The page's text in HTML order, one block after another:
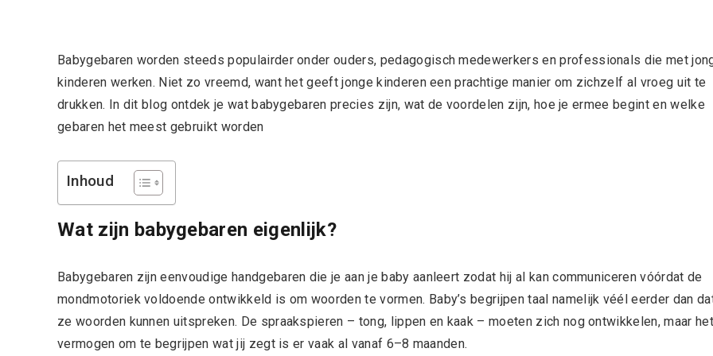
Babygebaren worden steeds populairder onder ouders, pedagogisch medewerkers en professionals die met
kinderen werken. Niet zo vreemd, want het geeft jonge kinderen een prachtige manier om zichzelf al vroeg uit te
drukken. In dit blog ontdek je wat babygebaren precies zijn, wat de voordelen zijn, hoe je ermee begint en welke
gebaren het meest gebruikt worden
Inhoud
Wat zijn babygebaren eigenlijk?
Babygebaren zijn eenvoudige handgebaren die je aan je baby aanleert zodat hij al kan communiceren vóórdat de
mondmotoriek voldoende ontwikkeld is om woorden te vormen. Baby’s begrijpen taal namelijk véél eerder dan
ze woorden kunnen uitspreken. De spraakspieren – tong, lippen en kaak – moeten zich nog ontwikkelen, maar het
vermogen om te begrijpen wat jij zegt is er vaak al vanaf 6–8 maanden.